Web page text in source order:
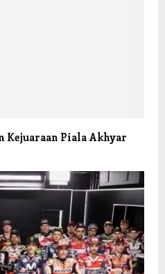
Kejuaraan Piala Akhyar